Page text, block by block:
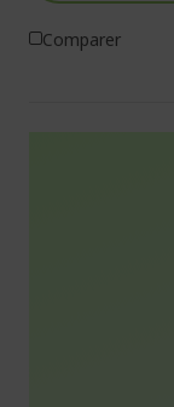
Comparer